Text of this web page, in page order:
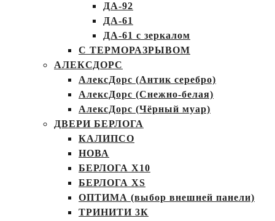
ДА-92
ДА-61
ДА-61 с зеркалом
С ТЕРМОРАЗРЫВОМ
АЛЕКСДОРС
АлексДорс (Антик серебро)
АлексДорс (Снежно-белая)
АлексДорс (Чёрный муар)
ДВЕРИ БЕРЛОГА
КАЛИПСО
НОВА
БЕРЛОГА Х10
БЕРЛОГА XS
ОПТИМА (выбор внешней панели)
ТРИНИТИ 3К